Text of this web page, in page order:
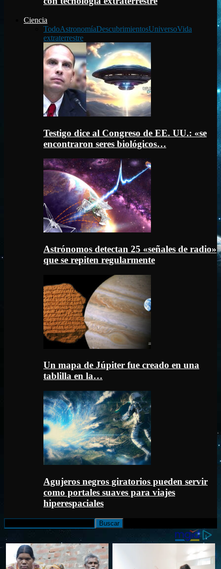
Ciencia
TodoAstronomíaDescubrimientosUniversoVida
extraterrestre
Testigo dice al Congreso de EE. UU.: «se
encontraron seres biológicos…
Astrónomos detectan 25 «señales de radio»
que se repiten regularmente
Un mapa de Júpiter fue creado en una
tablilla en la…
Agujeros negros giratorios pueden servir
como portales suaves para viajes
hiperespaciales